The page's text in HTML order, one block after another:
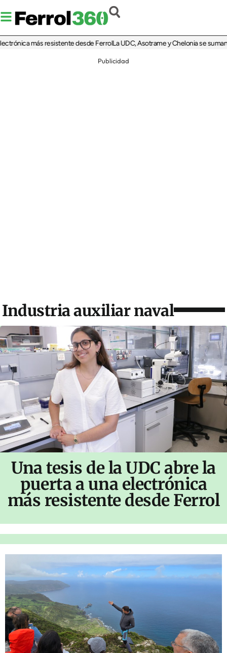
más resistente desde FerrolLa UDC, Asotrame y Chelonia se suman al
Publicidad
Industria auxiliar naval
Una tesis de la UDC abre la
puerta a una electrónica
más resistente desde Ferrol